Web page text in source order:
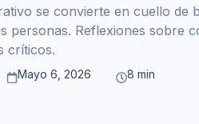
se convierte en cuello de
personas. Reflexiones sobre
críticos.
Mayo 6, 2026 8 min